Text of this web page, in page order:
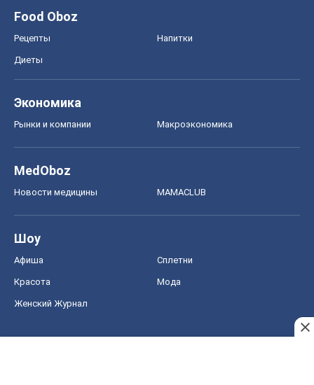
Food Oboz
Рецепты Напитки
Диеты
Экономика
Рынки и компании Mакроэкономика
MedOboz
Новости медицины MAMACLUB
Шоу
Афиша Сплетни
Красота Мода
Женский Журнал